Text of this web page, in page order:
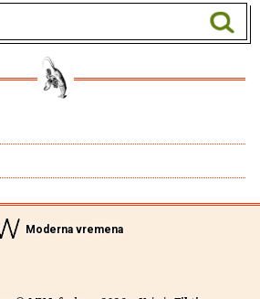
Moderna vremena